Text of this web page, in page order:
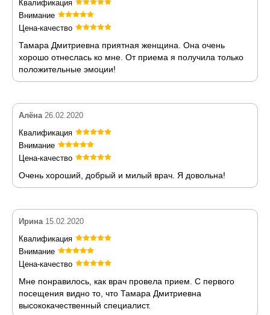
Квалификация
Внимание
Цена-качество
Тамара Дмитриевна приятная женщина. Она очень
хорошо отнеслась ко мне. От приема я получила только
положительные эмоции!
Алёна 26.02.2020
Квалификация
Внимание
Цена-качество
Очень хороший, добрый и милый врач. Я довольна!
Ирина 15.02.2020
Квалификация
Внимание
Цена-качество
Мне понравилось, как врач провела прием. С первого
посещения видно то, что Тамара Дмитриевна
высококачественный специалист.